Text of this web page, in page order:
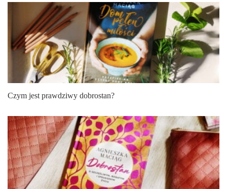
Czym jest prawdziwy dobrostan?